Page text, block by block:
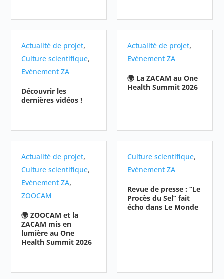
Actualité de projet,
Culture scientifique,
Evénement ZA
Découvrir les
dernières vidéos !
Actualité de projet,
Evénement ZA
🌍 La ZACAM au One
Health Summit 2026
Actualité de projet,
Culture scientifique,
Evénement ZA,
ZOOCAM
🌍 ZOOCAM et la
ZACAM mis en
lumière au One
Health Summit 2026
Culture scientifique,
Evénement ZA
Revue de presse : “Le
Procès du Sel” fait
écho dans Le Monde